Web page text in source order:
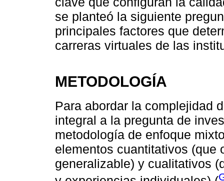
se planteó la siguiente
principales factores que
carreras virtuales de las
METODOLOGÍA
Para abordar la complejidad
integral a la pregunta de
metodología de enfoque
elementos cuantitativos (que
generalizable) y cualitativos